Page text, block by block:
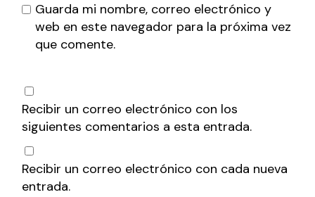
Guarda mi nombre, correo electrónico y
web en este navegador para la próxima vez
que comente.
Recibir un correo electrónico con los
siguientes comentarios a esta entrada.
Recibir un correo electrónico con cada nueva
entrada.